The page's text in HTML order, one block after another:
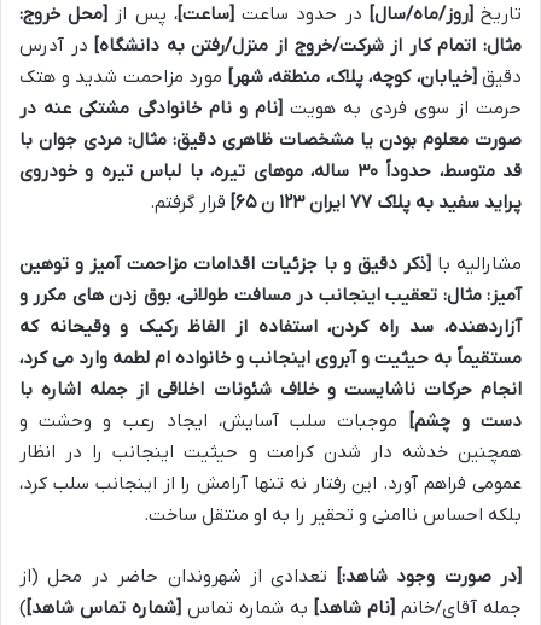
تاریخ [روز/ماه/سال] در حدود ساعت [ساعت]، پس از [محل خروج:
مثال: اتمام کار از شرکت/خروج از منزل/رفتن به دانشگاه] در آدرس
دقیق [خیابان، کوچه، پلاک، منطقه، شهر] مورد مزاحمت شدید و هتک
حرمت از سوی فردی به هویت [نام و نام خانوادگی مشتکی عنه در
صورت معلوم بودن یا مشخصات ظاهری دقیق: مثال: مردی جوان با
قد متوسط، حدوداً ۳۰ ساله، موهای تیره، با لباس تیره و خودروی
پراید سفید به پلاک ۷۷ ایران ۱۲۳ ن ۶۵]
قرار گرفتم.
مشارالیه با [ذکر دقیق و با جزئیات اقدامات مزاحمت آمیز و توهین
آمیز: مثال: تعقیب اینجانب در مسافت طولانی، بوق زدن های مکرر و
آزاردهنده، سد راه کردن، استفاده از الفاظ رکیک و وقیحانه که
مستقیماً به حیثیت و آبروی اینجانب و خانواده ام لطمه وارد می کرد،
انجام حرکات ناشایست و خلاف شئونات اخلاقی از جمله اشاره با
دست و چشم]
موجبات سلب آسایش، ایجاد رعب و وحشت و
همچنین خدشه دار شدن کرامت و حیثیت اینجانب را در انظار
عمومی فراهم آورد. این رفتار نه تنها آرامش را از اینجانب سلب کرد،
بلکه احساس ناامنی و تحقیر را به او منتقل ساخت.
[در صورت وجود شاهد:] تعدادی از شهروندان حاضر در محل (از
جمله آقای/خانم [نام شاهد] به شماره تماس [شماره تماس شاهد])